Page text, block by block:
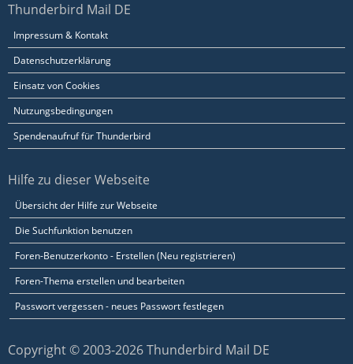
Thunderbird Mail DE
Impressum & Kontakt
Datenschutzerklärung
Einsatz von Cookies
Nutzungsbedingungen
Spendenaufruf für Thunderbird
Hilfe zu dieser Webseite
Übersicht der Hilfe zur Webseite
Die Suchfunktion benutzen
Foren-Benutzerkonto - Erstellen (Neu registrieren)
Foren-Thema erstellen und bearbeiten
Passwort vergessen - neues Passwort festlegen
Copyright © 2003-2026 Thunderbird Mail DE